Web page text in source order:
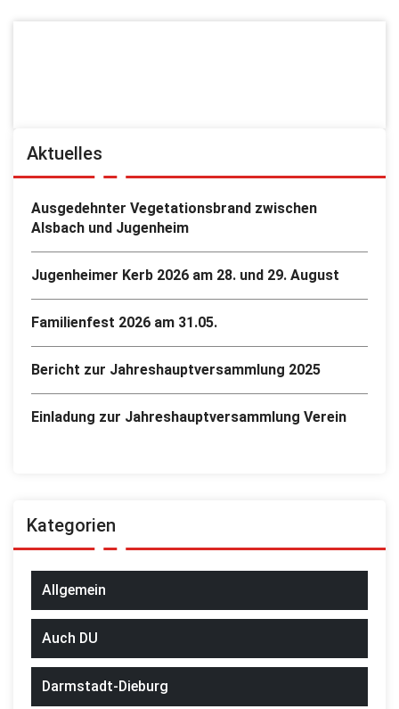
Aktuelles
Ausgedehnter Vegetationsbrand zwischen
Alsbach und Jugenheim
Jugenheimer Kerb 2026 am 28. und 29. August
Familienfest 2026 am 31.05.
Bericht zur Jahreshauptversammlung 2025
Einladung zur Jahreshauptversammlung Verein
Kategorien
Allgemein
Auch DU
Darmstadt-Dieburg